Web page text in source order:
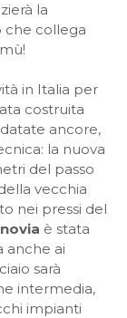
la
che collega
in Italia per
costruita
ancore,
la nuova
del passo
vecchia
nei pressi del
è stata
anche ai
sarà
intermedia,
impianti